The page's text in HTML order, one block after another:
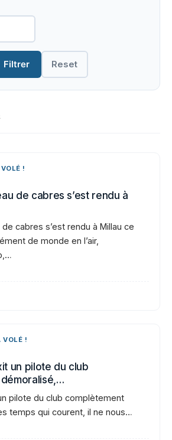
Filtrer Reset
!
de cabres s’est rendu à
cabres s’est rendu à Millau ce
de monde en l’air,
VOLÉ !
un pilote du club
pilote du club complètement
temps qui courent, il ne nous…